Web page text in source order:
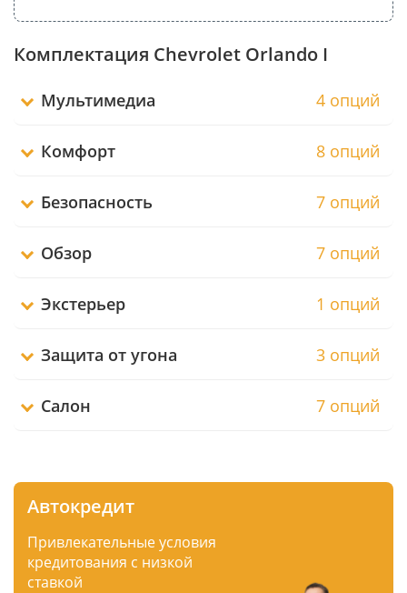
Комплектация Chevrolet Orlando I
Мультимедиа 4 опций
Комфорт 8 опций
Безопасность 7 опций
Обзор 7 опций
Экстерьер 1 опций
Защита от угона 3 опций
Салон 7 опций
Автокредит
Привлекательные условия
кредитования с низкой
ставкой